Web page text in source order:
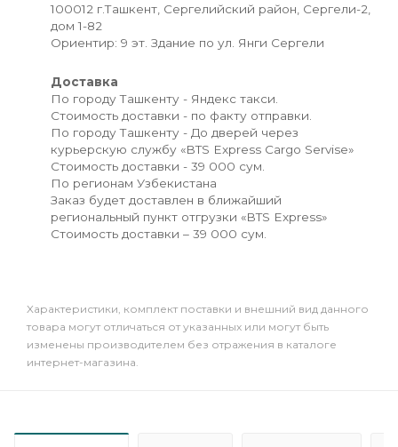
100012 г.Ташкент, Сергелийский район, Сергели-2,
дом 1-82
Ориентир: 9 эт. Здание по ул. Янги Сергели
Доставка
По городу Ташкенту - Яндекс такси.
Стоимость доставки - по факту отправки.
По городу Ташкенту - До дверей через
курьерскую службу «BTS Express Cargo Servise»
Стоимость доставки - 39 000 сум.
По регионам Узбекистана
Заказ будет доставлен в ближайший
региональный пункт отгрузки «BTS Express»
Стоимость доставки – 39 000 сум.
Xарактеристики, комплект поставки и внешний вид данного
товара могут отличаться от указанных или могут быть
изменены производителем без отражения в каталоге
интернет-магазина.